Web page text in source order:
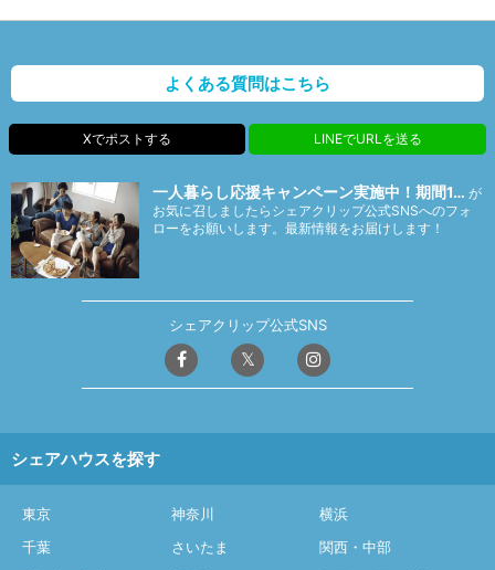
よくある質問はこちら
Xでポストする LINEでURLを送る
一人暮らし応援キャンペーン実施中！期間1… が
お気に召しましたらシェアクリップ公式SNSへのフォ
ローをお願いします。最新情報をお届けします！
シェアクリップ公式SNS
シェアハウスを探す
東京 神奈川
横浜
千葉
さいたま
関西・中部